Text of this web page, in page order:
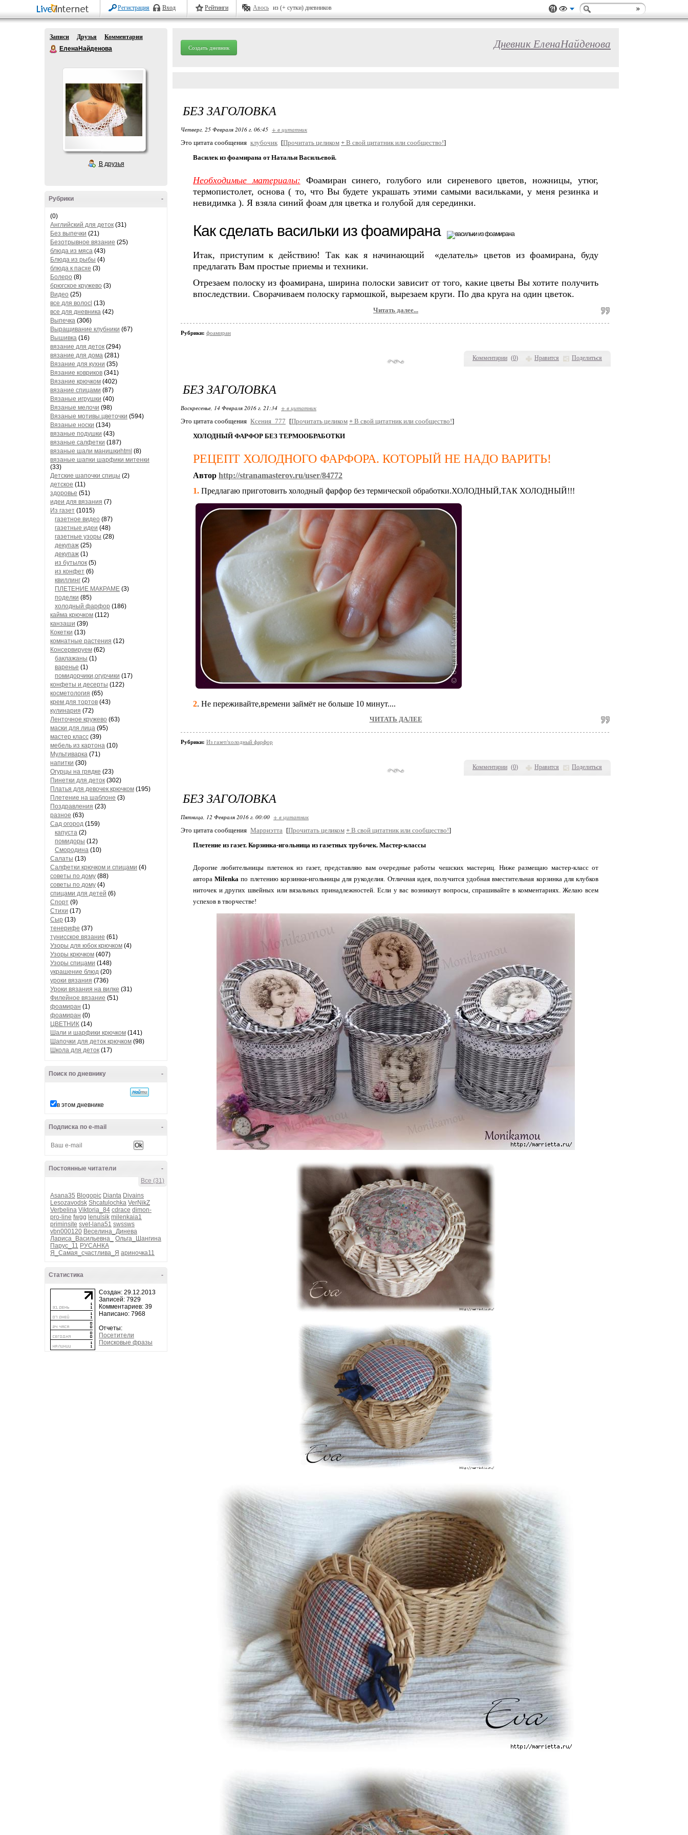
Регистрация Вход Рейтинги Авось из (+ сутки) дневников
Записи Друзья
Комментарии
ЕленаНайденова
В друзья
-
Рубрики
(0)
Английский для деток (31)
Без выпечки (21)
Безотрывное вязание (25)
блюда из мяса (43)
Блюда из рыбы (4)
блюда к пасхе (3)
Болеро (8)
брюгское кружево (3)
Видео (25)
все для волосl (13)
все для дневника (42)
Выпечка (306)
Выращивание клубники (67)
Вышивка (16)
вязание для деток (294)
вязание для дома (281)
Вязание для кухни (35)
Вязание ковриков (341)
Вязание крючком (402)
вязание спицами (87)
Вязаные игрушки (40)
Вязаные мелочи (98)
Вязаные мотивы.цветочки (594)
Вязаные носки (134)
вязаные подушки (43)
вязаные салфетки (187)
вязаные шали манишкиhtml (8)
вязаные шапки шарфики митенки
(33)
Детские шапочки спицы (2)
детское (11)
здоровье (51)
идеи для вязания (7)
Из газет (1015)
газетное видео (87)
газетные идеи (48)
газетные узоры (28)
декупаж (25)
декупаж (1)
из бутылок (5)
из конфет (6)
квиллинг (2)
ПЛЕТЕНИЕ МАКРАМЕ (3)
поделки (85)
холодный фарфор (186)
кайма крючком (112)
канзаши (39)
Кокетки (13)
комнатные растения (12)
Консервируем (62)
баклажаны (1)
варенье (1)
помидорчики,огурчики (17)
конфеты и десерты (122)
косметология (65)
крем для тортов (43)
кулинария (72)
Ленточное кружево (63)
маски для лица (95)
мастер класс (39)
мебель из картона (10)
Мультиварка (71)
напитки (30)
Огурцы на грядке (23)
Пинетки для деток (302)
Платья для девочек крючком (195)
Плетение на шаблоне (3)
Поздравления (23)
разное (63)
Сад огород (159)
капуста (2)
помидоры (12)
Смородина (10)
Салаты (13)
Салфетки крючком и спицами (4)
советы по дому (88)
советы по дому (4)
спицами для детей (6)
Спорт (9)
Стихи (17)
Сыр (13)
тенерифе (37)
тунисское вязание (61)
Узоры для юбок крючком (4)
Узоры крючком (407)
Узоры спицами (148)
украшение блюд (20)
уроки вязания (736)
Уроки вязания на вилке (31)
Филейное вязание (51)
фоамиран (1)
фоамиран (0)
ЦВЕТНИК (14)
Шали и шарфики крючком (141)
Шапочки для деток крючком (98)
Школа для деток (17)
-
Поиск по дневнику
в этом дневнике
-
Подписка по e-mail
-
Постоянные читатели
Все (31)
Asana35 Blogopic Dianta Divains
Lesozavodsk Shcatulochka VerNikZ
Verbelina Viktoria_84 cdrace dimon-
pro-line fwgg lenulsik milenkaia1
priminsite svet-lana51 swssws
vbn000120 Веселина_Динева
Лариса_Васильевна_
Ольга_Шангина
Парус_11 РУСАНКА
Я_Самая_счастлива_Я ариночка11
-
Статистика
Создан: 29.12.2013
Записей: 7929
Комментариев: 39
Написано: 7968
Отчеты:
Посетители
Поисковые фразы
Создать дневник Дневник ЕленаНайденова
Комментарии (0) Нравится Поделиться
БЕЗ ЗАГОЛОВКА
Четверг, 25 Февраля 2016 г. 06:45 + в цитатник
Это цитата сообщения клубочик [Прочитать целиком + В свой цитатник или сообщество!]
Василек из фоамирана от Натальи Васильевой.
Необходимые материалы: Фоамиран синего, голубого или сиреневого цветов, ножницы, утюг,
термопистолет, основа ( то, что Вы будете украшать этими самыми васильками, у меня резинка и
невидимка ). Я взяла синий фоам для цветка и голубой для серединки.
Как сделать васильки из фоамирана
Итак, приступим к действию! Так как я начинающий «делатель» цветов из фоамирана, буду
предлагать Вам простые приемы и техники.
Отрезаем полоску из фоамирана, ширина полоски зависит от того, какие цветы Вы хотите получить
впоследствии. Сворачиваем полоску гармошкой, вырезаем круги. По два круга на один цветок.
Читать далее...
Рубрики: фоамиран
Комментарии (0) Нравится Поделиться
БЕЗ ЗАГОЛОВКА
Воскресенье, 14 Февраля 2016 г. 21:34 + в цитатник
Это цитата сообщения Ксения_777 [Прочитать целиком + В свой цитатник или сообщество!]
ХОЛОДНЫЙ ФАРФОР БЕЗ ТЕРМООБРАБОТКИ
РЕЦЕПТ ХОЛОДНОГО ФАРФОРА. КОТОРЫЙ НЕ НАДО ВАРИТЬ!
Автор http://stranamasterov.ru/user/84772
1. Предлагаю приготовить холодный фарфор без термической обработки.ХОЛОДНЫЙ,ТАК ХОЛОДНЫЙ!!!
2. Не переживайте,времени займёт не больше 10 минут....
ЧИТАТЬ ДАЛЕЕ
Рубрики: Из газет/холодный фарфор
БЕЗ ЗАГОЛОВКА
Пятница, 12 Февраля 2016 г. 00:00 + в цитатник
Это цитата сообщения Марриэтта [Прочитать целиком + В свой цитатник или сообщество!]
Плетение из газет. Корзинка-игольница из газетных трубочек. Мастер-классы
Дорогие любительницы плетенок из газет, представляю вам очередные работы чешских мастериц. Ниже размещаю мастер-класс от
автораMilenkaпо плетению корзинки-игольницы для рукоделия. Отличная идея, получится удобная вместительная корзинка для клубков
ниточек и других швейных или вязальных принадлежностей. Если у вас возникнут вопросы, спрашивайте в комментариях. Желаю всем
успехов в творчестве!